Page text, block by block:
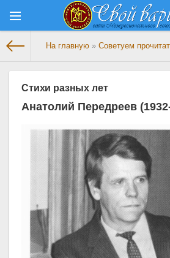
На главную » Советуем
Стихи разных лет
Анатолий Передреев